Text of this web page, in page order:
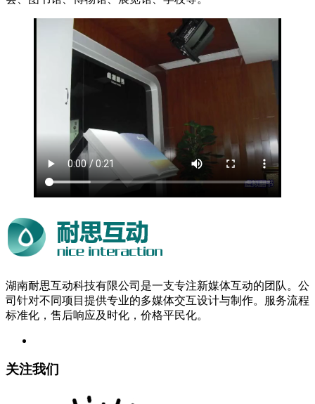
湖南耐思互动科技有限公司是一支专注新媒体互动的团队。公
司针对不同项目提供专业的多媒体交互设计与制作。服务流程
标准化，售后响应及时化，价格平民化。
关注我们